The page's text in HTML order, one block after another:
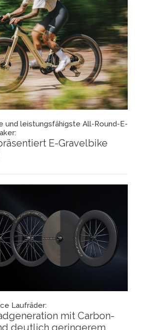
und leistungsfähigste All-Round-E-
E-Gravelbike
Laufräder:
mit Carbon-
deutlich geringerem